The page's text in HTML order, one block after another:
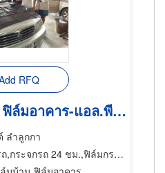
RFQ
รับติดตั้งฟิล์มบ้าน ฟิล์มอาคาร-แอล.พี.อาร์ กระจกรถยนต์ ลำลูกกา
ลำลูกกา
ะจกรถ 24 ชม.,ฟิล์มกรองแสงรถยนต์